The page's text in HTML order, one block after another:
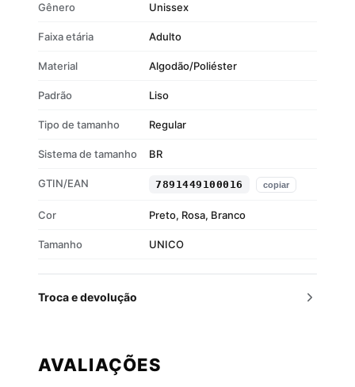
Gênero Unissex
Faixa etária Adulto
Material Algodão/Poliéster
Padrão Liso
Tipo de tamanho Regular
Sistema de tamanho BR
GTIN/EAN 7891449100016 copiar
Cor Preto, Rosa, Branco
Tamanho UNICO
Troca e devolução
AVALIAÇÕES